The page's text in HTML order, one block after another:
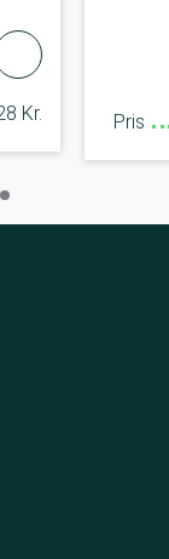
Kr. Pris